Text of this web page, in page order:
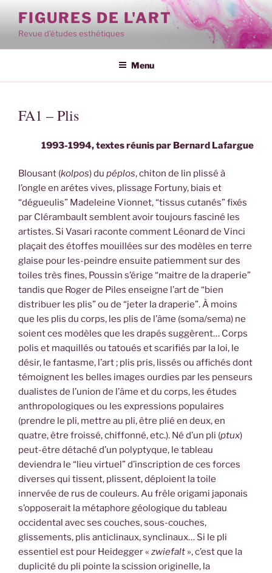
contenu
principal
FIGURES DE L'ART
Revue d'études esthétiques
Menu
FA1 – Plis
1993-1994, textes réunis par Bernard Lafargue
Blousant (kolpos) du péplos, chiton de lin plissé à
l’ongle en arétes vives, plissage Fortuny, biais et
“dégueulis” Madeleine Vionnet, “tissus cutanés” fixés
par Clérambault semblent avoir toujours fasciné les
artistes. Si Vasari raconte comment Léonard de Vinci
plaçait des étoffes mouillées sur des modèles en terre
glaise pour les-peindre ensuite patiemment sur des
toiles très fines, Poussin s’érige “maitre de la draperie”
tandis que Roger de Piles enseigne l’art de “bien
distribuer les plis” ou de “jeter la draperie”. À moins
que les plis du corps, les plis de l’âme (soma/sema) ne
soient ces modèles que les drapés suggèrent… Corps
polis et maquillés ou tatoués et scarifiés par la loi, le
désir, le fantasme, l’art ; plis pris, lissés ou affichés dont
témoignent les belles images ourdies par les penseurs
dualistes de l’union de l’âme et du corps, les études
anthropologiques ou les expressions populaires
(prendre le pli, mettre au pli, être plié en deux, en
quatre, être froissé, chiffonné, etc.). Né d’un pli (ptux)
peut-être détaché d’un polyptyque, le tableau
deviendra le “lieu virtuel” d’inscription de ces forces
diverses qui tissent, plissent, déploient la toile
innervée de rus de couleurs. Au frêle origami japonais
s’opposerait la métaphore géologique du tableau
occidental avec ses couches, sous-couches,
glissements, plis anticlinaux, synclinaux… Si le pli
essentiel est pour Heidegger « zwiefalt », c’est que la
duplicité du pli pointe la scission originelle, la